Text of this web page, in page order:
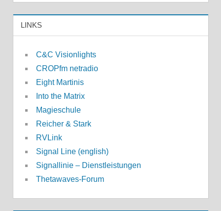
LINKS
C&C Visionlights
CROPfm netradio
Eight Martinis
Into the Matrix
Magieschule
Reicher & Stark
RVLink
Signal Line (english)
Signallinie – Dienstleistungen
Thetawaves-Forum